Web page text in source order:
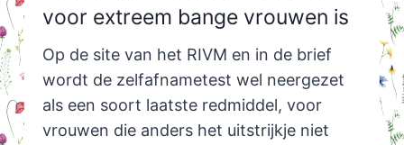
voor extreem bange vrouwen is
Op de site van het RIVM en in de brief
wordt de zelfafnametest wel neergezet
als een soort laatste redmiddel, voor
vrouwen die anders het uitstrijkje niet